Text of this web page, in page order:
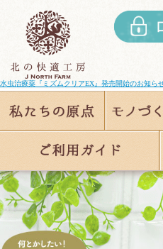
』発売開始のお知らせ